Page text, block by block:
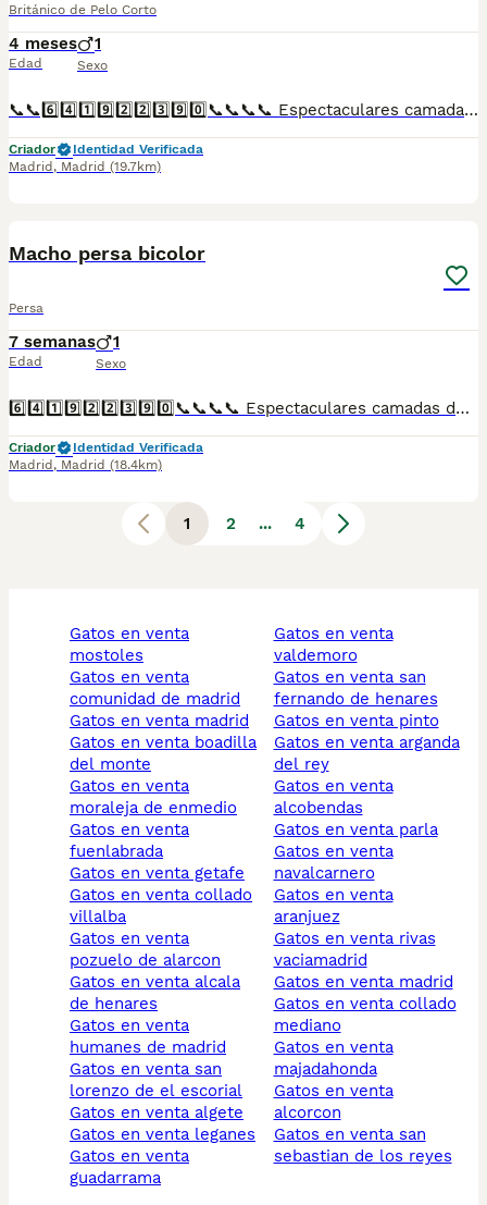
Británico de Pelo Corto
4 meses
Edad
1
Sexo
📞📞6️⃣4️⃣1️⃣9️⃣2️⃣2️⃣3️⃣9️⃣0️⃣📞📞📞📞 Espectaculares camadas de perritos de British chocolate nacionales descendientes de las mejores líneas de sangre. Disponibles tanto hembras como machos. Las camadas están bajo supervisión veterinaria desde su nacimiento hasta que son entregadas a su nueva familia. Criados por un equipo de profesionales y mejores personas que, con más de 20 años de experiencia , cuidan a los animales por vocación, aplicando una cría ética y responsable para que cada cachorro se desarrolle con la mejor salud y con un buen temperamento. Todos los cachorritos se entregan con unos dos meses y medio de edad y sus vacunas correspondientes, desparasitados interna y externamente, con certificado de salud, y garantía tanto por enfermedad vírica como congénito genética. Posibilidad de entregar en toda España mediante transporte propio preparado para animales y con chofer privado. Los precios pueden variar según las características y morfología de cada cachorro. Añádenos al whats app o llámanos, y encantados atenderemos todas tus dudas y consultas. Teléfono / Whats app: 641 92 23 90
Criador
Identidad Verificada
Madrid , Madrid (19.7km)
Macho persa bicolor
Persa
7 semanas
Edad
1
Sexo
6️⃣4️⃣1️⃣9️⃣2️⃣2️⃣3️⃣9️⃣0️⃣📞📞📞📞 Espectaculares camadas de de machos y hembras de persas de pelo corto chinchilla nacionales descendientes de las mejores líneas de sangre. Disponibles tanto hembras como machos. Las camadas están bajo supervisión veterinaria desde su nacimiento hasta que son entregadas a su nueva familia. Criados por un equipo de profesionales y mejores personas que, con más de 20 años de experiencia , cuidan a los animales por vocación, aplicando una cría ética y responsable para que cada cachorro se desarrolle con la mejor salud y con un buen temperamento. Todos los cachorritos se entregan con unos dos meses y medio de edad y sus vacunas correspondientes, desparasitados interna y externamente, con certificado de salud, y garantía tanto por enfermedad vírica como congénito genética. Posibilidad de entregar en toda España mediante transporte propio preparado para animales y con chofer privado. Los precios pueden variar según las características y morfología de cada cachorro. Añádenos al whats app o llámanos, y encantados atenderemos todas tus dudas y consultas. Teléfono / Whats app: 641 92 23 90
Criador
Identidad Verificada
Madrid , Madrid (18.4km)
1 2 ... 4
gatos en venta
mostoles
gatos en venta
comunidad de madrid
gatos en venta madrid
gatos en venta boadilla
del monte
gatos en venta
moraleja de enmedio
gatos en venta
fuenlabrada
gatos en venta getafe
gatos en venta collado
villalba
gatos en venta
pozuelo de alarcon
gatos en venta alcala
de henares
gatos en venta
humanes de madrid
gatos en venta san
lorenzo de el escorial
gatos en venta algete
gatos en venta leganes
gatos en venta
guadarrama
gatos en venta
valdemoro
gatos en venta san
fernando de henares
gatos en venta pinto
gatos en venta arganda
del rey
gatos en venta
alcobendas
gatos en venta parla
gatos en venta
navalcarnero
gatos en venta
aranjuez
gatos en venta rivas
vaciamadrid
gatos en venta madrid
gatos en venta collado
mediano
gatos en venta
majadahonda
gatos en venta
alcorcon
gatos en venta san
sebastian de los reyes